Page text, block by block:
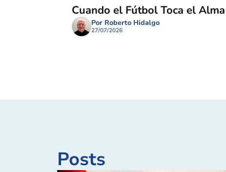
Cuando el Fútbol Toca el Alma
Por Roberto Hidalgo
27/07/2026
Posts